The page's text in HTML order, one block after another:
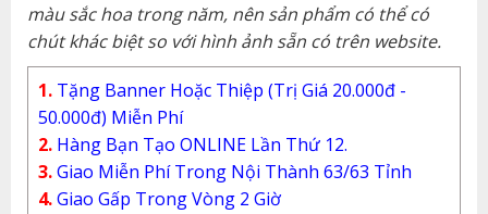
màu sắc hoa trong năm, nên sản phẩm có thể có
chút khác biệt so với hình ảnh sẵn có trên website.
1. Tặng Banner Hoặc Thiệp (Trị Giá 20.000đ -
50.000đ) Miễn Phí
2. Hàng Bạn Tạo ONLINE Lần Thứ 12.
3.Giao Miễn Phí Trong Nội Thành 63/63 Tỉnh
4.Giao Gấp Trong Vòng 2 Giờ